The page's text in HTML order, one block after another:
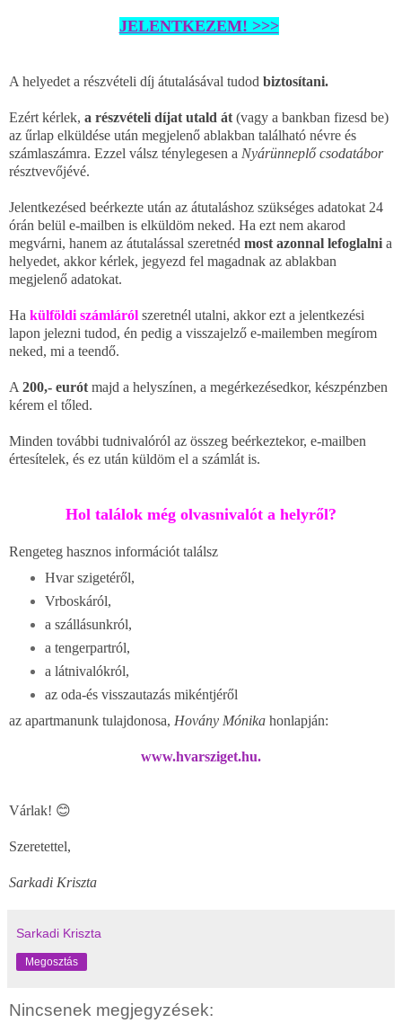
JELENTKEZEM! >>>
A helyedet a részvételi díj átutalásával tudod biztosítani.
Ezért kérlek, a részvételi díjat utald át(vagy a bankban fizesd be)
az űrlap elküldése után megjelenő ablakban található névre és
számlaszámra. Ezzel válsz ténylegesen a Nyárünneplő csodatábor
résztvevőjévé.
Jelentkezésed beérkezte után az átutaláshoz szükséges adatokat 24
órán belül e-mailben is elküldöm neked. Ha ezt nem akarod
megvárni, hanem az átutalással szeretnéd most azonnal lefoglalni a
helyedet, akkor kérlek, jegyezd fel magadnak az ablakban
megjelenő adatokat.
Ha külföldi számláról szeretnél utalni, akkor ezt a jelentkezési
lapon jelezni tudod, én pedig a visszajelző e-mailemben megírom
neked, mi a teendő.
A200,- eurótmajd a helyszínen, a megérkezésedkor, készpénzben
kérem el tőled.
Minden további tudnivalóról az összeg beérkeztekor, e-mailben
értesítelek, és ez után küldöm el a számlát is.
Hol találok még olvasnivalót a helyről?
Rengeteg hasznos információt találsz
Hvar szigetéről,
Vrboskáról,
a szállásunkról,
a tengerpartról,
a látnivalókról,
az oda-és visszautazás mikéntjéről
az apartmanunk tulajdonosa, Hovány Mónika honlapján:
www.hvarsziget.hu.
Várlak! 😊
Szeretettel,
Sarkadi Kriszta
Sarkadi Kriszta
Megosztás
Nincsenek megjegyzések: